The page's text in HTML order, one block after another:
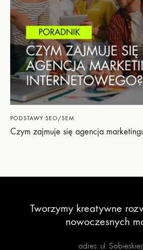
PODSTAWY SEO/SEM
Czym zajmuje się agencja
Tworzymy kreatywne
nowoczesnych
adres: ul.